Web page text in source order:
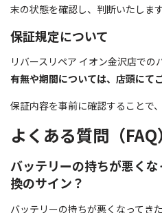
末の状態を確認し、判断いたします
保証規定について
リバースリペア イオン金沢店での
有無や期間については、店頭にて
保証内容を事前に確認することで
よくある質問（FAQ）
バッテリーの持ちが悪く
換のサイン？
バッテリーの持ちが悪くなってき